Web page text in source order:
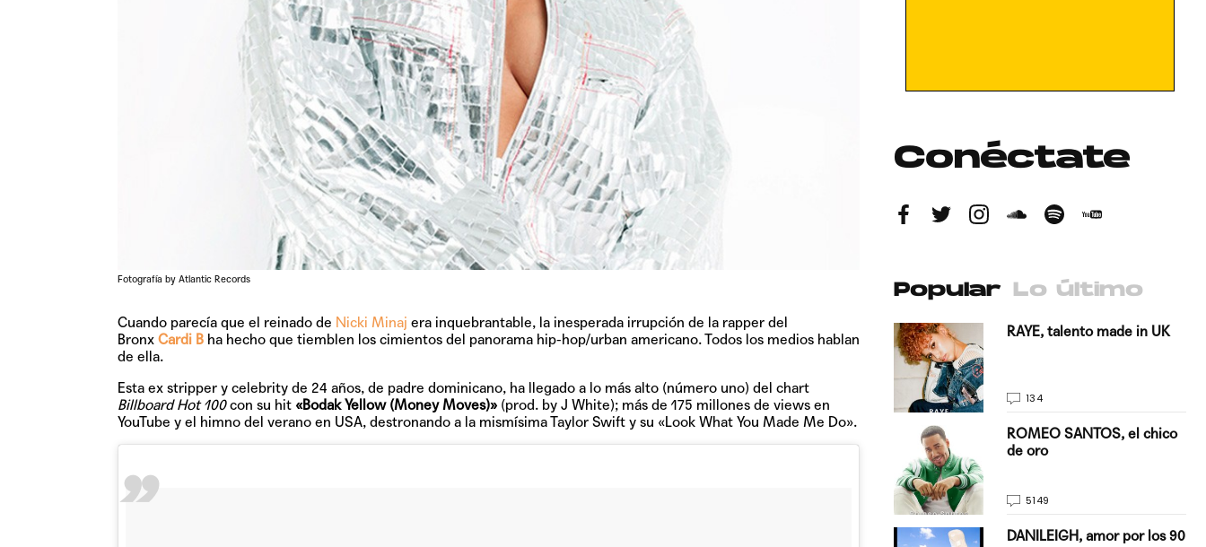
Fotografía by Atlantic Records
Cuando parecía que el reinado de Nicki Minaj era inquebrantable, la inesperada irrupción de la rapper del
Bronx Cardi Bha hecho que tiemblen los cimientos del panorama hip-hop/urban americano. Todos los medios hablan
de ella.
Esta ex stripper y celebrity de 24 años, de padre dominicano, ha llegado a lo más alto (número uno) del chart
Billboard Hot 100con su hit «Bodak Yellow (Money Moves)» (prod. by J White); más de 175 millones de views en
YouTube y el himno del verano en USA, destronando a la mismísima Taylor Swift y su «Look What You Made Me Do».
Conéctate
Popular Lo último
TAINY, adelantado a su
tiempo
NICKI NICOLE, pisando
RAYE, talento made in UK
134
ROMEO SANTOS, el chico
de oro
5149
DANILEIGH, amor por los 90